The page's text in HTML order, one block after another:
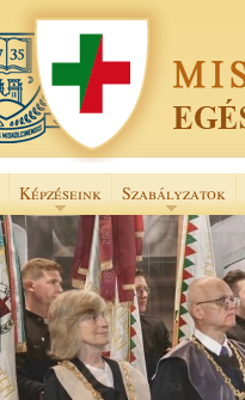
Képzéseink Szabályzatok